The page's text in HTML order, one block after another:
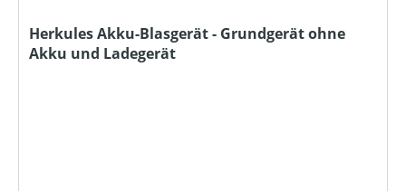
Herkules Akku-Blasgerät - Grundgerät ohne
Akku und Ladegerät